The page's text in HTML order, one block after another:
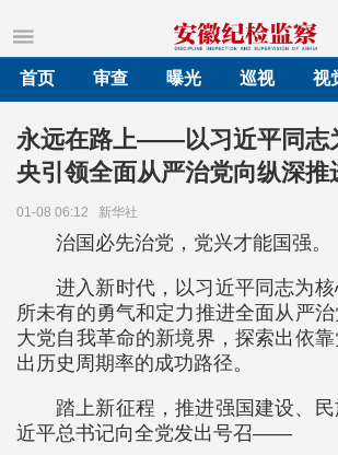
首页
审查 曝光 巡视 视
永远在路上——以习近平同志
央引领全面从严治党向纵深推
01-08 06:12 新华社
治国必先治党，党兴才能国强。
进入新时代，以习近平同志为
所未有的勇气和定力推进全面从严
大党自我革命的新境界，探索出依
出历史周期率的成功路径。
踏上新征程，推进强国建设、
近平总书记向全党发出号召——